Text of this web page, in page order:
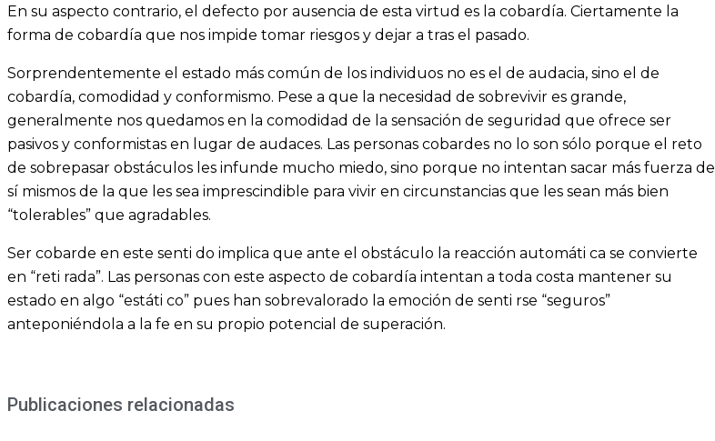
En su aspecto contrario, el defecto por ausencia de esta virtud es la cobardía. Ciertamente la
forma de cobardía que nos impide tomar riesgos y dejar a tras el pasado.
Sorprendentemente el estado más común de los individuos no es el de audacia, sino el de
cobardía, comodidad y conformismo. Pese a que la necesidad de sobrevivir es grande,
generalmente nos quedamos en la comodidad de la sensación de seguridad que ofrece ser
pasivos y conformistas en lugar de audaces. Las personas cobardes no lo son sólo porque el reto
de sobrepasar obstáculos les infunde mucho miedo, sino porque no intentan sacar más fuerza de
sí mismos de la que les sea imprescindible para vivir en circunstancias que les sean más bien
“tolerables” que agradables.
Ser cobarde en este senti do implica que ante el obstáculo la reacción automáti ca se convierte
en “reti rada”. Las personas con este aspecto de cobardía intentan a toda costa mantener su
estado en algo “estáti co” pues han sobrevalorado la emoción de senti rse “seguros”
anteponiéndola a la fe en su propio potencial de superación.
Publicaciones relacionadas